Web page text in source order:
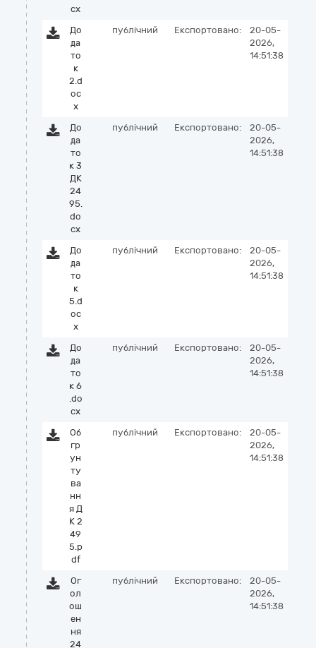
cx
До
да
то
к
2.d
oc
x
публічний Експортовано:
20-05-
2026,
14:51:38
До
да
то
к 3
ДК
24
95.
do
cx
публічний Експортовано:
20-05-
2026,
14:51:38
До
да
то
к
5.d
oc
x
публічний Експортовано:
20-05-
2026,
14:51:38
До
да
то
к 6
.do
cx
публічний Експортовано:
20-05-
2026,
14:51:38
Об
гр
ун
ту
ва
нн
я Д
К 2
49
5.p
df
публічний Експортовано:
20-05-
2026,
14:51:38
Ог
ол
ош
ен
ня
24
публічний Експортовано:
20-05-
2026,
14:51:38